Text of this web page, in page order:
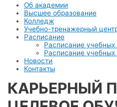
Об академии
Высшее образование
Колледж
Учебно-тренажерный
Расписание
Расписание учебных
Расписание
Новости
Контакты
КАРЬЕРНЫЙ